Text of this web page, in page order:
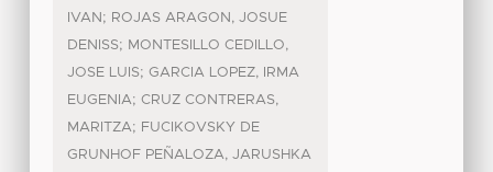
IVAN ; ROJAS ARAGON, JOSUE
DENISS; MONTESILLO CEDILLO,
JOSE LUIS; GARCIA LOPEZ, IRMA
EUGENIA; CRUZ CONTRERAS,
MARITZA; FUCIKOVSKY DE
GRUNHOF PEÑALOZA, JARUSHKA